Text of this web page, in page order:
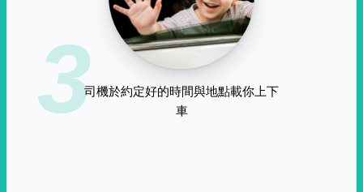
3司機於約定好的時間與地點載你上下
車